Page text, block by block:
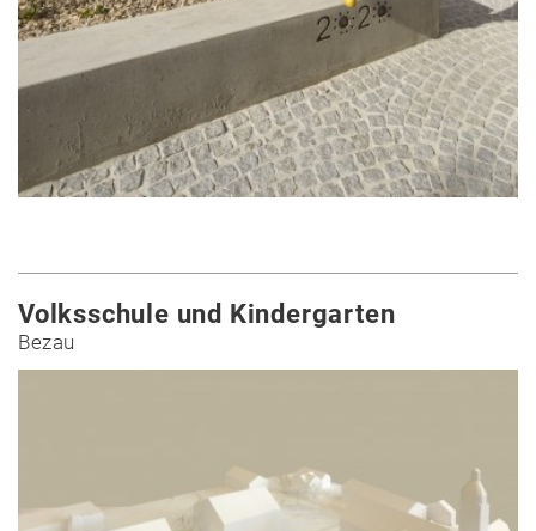
Volksschule und Kindergarten
Bezau